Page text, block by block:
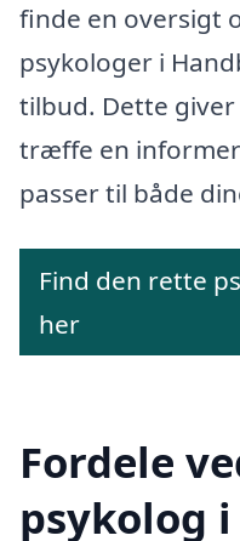
finde en oversigt
psykologer i
tilbud. Dette
træffe en
passer til både
Find den rette
her
Fordele
psykolog